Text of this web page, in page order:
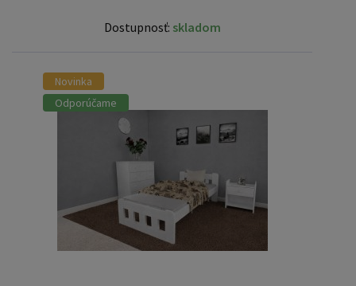
Dostupnosť: skladom
Novinka
Odporúčame